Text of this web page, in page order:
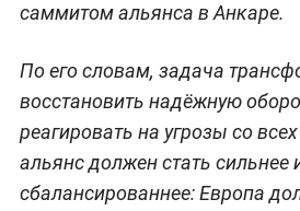
саммитом альянса в Анкаре.
По его словам, задача
восстановить надёжную
реагировать на угрозы со
альянс должен стать сильнее
сбалансированнее: Европа